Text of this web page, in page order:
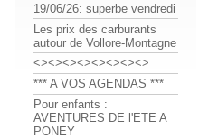
19/06/26: superbe vendredi
Les prix des carburants
autour de Vollore-Montagne
<><><><><><><><>
*** A VOS AGENDAS ***
Pour enfants :
AVENTURES DE l'ETE A
PONEY